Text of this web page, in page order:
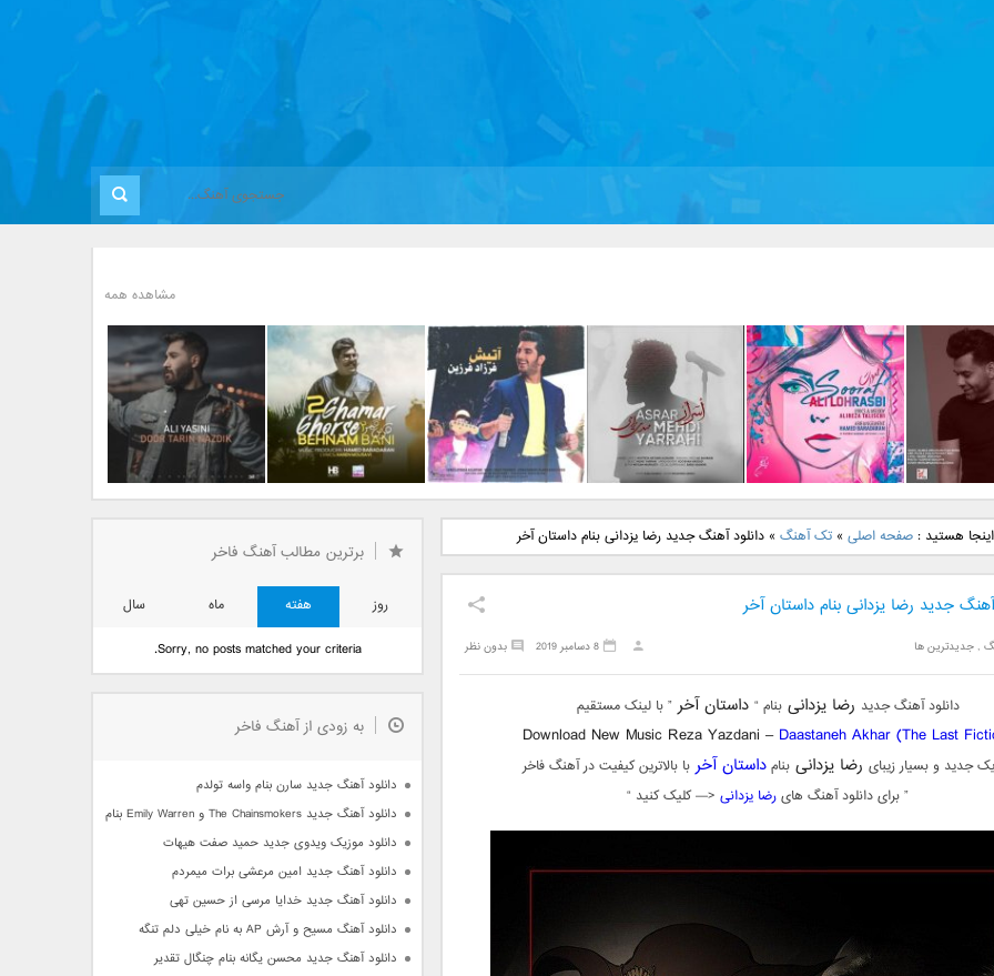
مشاهده همه
جدید رضا
نگار
دانلود آهنگ جدید علی
لهراسبی بنام صورت
دانلود آهنگ جدید مهدی
یراحی بنام اسرار
دانلود آهنگ جدید فرزاد
فرزین بنام آتیش
بانی بنام قرص قمر 2
یاسینی بنام دورترین نزدیک
هستید :صفحه اصلی »تک آهنگ »دانلود آهنگ جدید رضا یزدانی بنام داستان آخر
آهنگ جدید رضا یزدانی بنام داستان آخر
,جدیدترین ها بدون نظر 8 دسامبر 2019
دانلود آهنگ جدید رضا یزدانیبنام “ داستان آخر” با لینک مستقیم
Download New Music Reza Yazdani – Daastaneh Akhar (The Last
جدید و بسیار زیبای رضا یزدانی بنامداستان آخربا بالاترین کیفیت در آهنگ فاخر
” برای دانلود آهنگ هایرضا یزدانی <— کلیک کنید “
برترین مطالب آهنگ فاخر
روز هفته ماه
سال
Sorry, no posts matched your criteria.
به زودی از آهنگ فاخر
دانلود آهنگ جدید سارن بنام واسه تولدم
دانلود آهنگ جدید The Chainsmokers و Emily Warren بنام Side Effects
دانلود موزیک ویدوی جدید حمید صفت هیهات
دانلود آهنگ جدید امین مرعشی برات میمردم
دانلود آهنگ جدید خدایا مرسی از حسین تهی
دانلود آهنگ مسیح و آرش AP به نام خیلی دلم تنگه
دانلود آهنگ جدید محسن یگانه بنام چنگال تقدیر